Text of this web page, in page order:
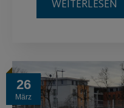
WEITERLESEN
26
März